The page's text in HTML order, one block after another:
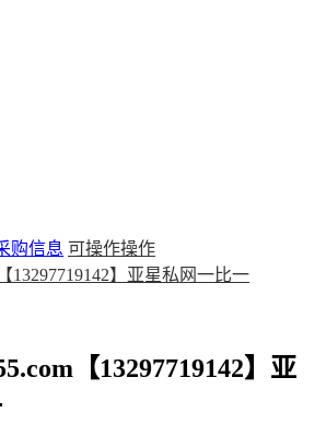
购信息 可操作操作
13297719142】亚星私网一比一
【13297719142】亚